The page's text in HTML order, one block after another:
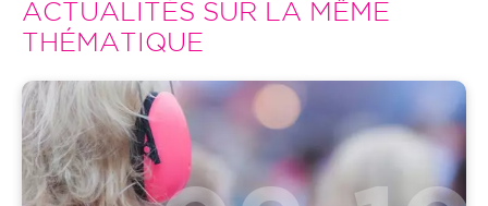
ACTUALITÉS SUR LA MÊME
THÉMATIQUE
Image